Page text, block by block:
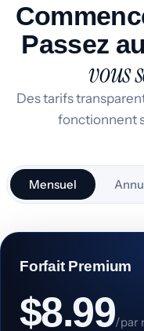
Passez
vous
Des tarifs
fonctionnent
Mensuel
Forfait Premium
$8.99/par